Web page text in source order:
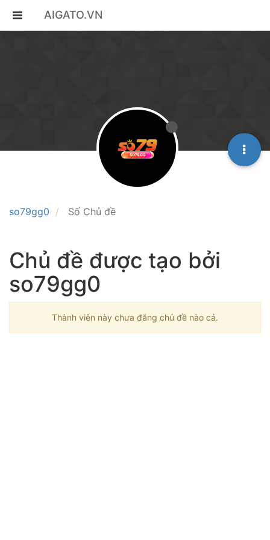
AIGATO.VN
so79gg0 Số Chủ đề
Chủ đề được tạo bởi
so79gg0
Thành viên này chưa đăng chủ đề nào cả.